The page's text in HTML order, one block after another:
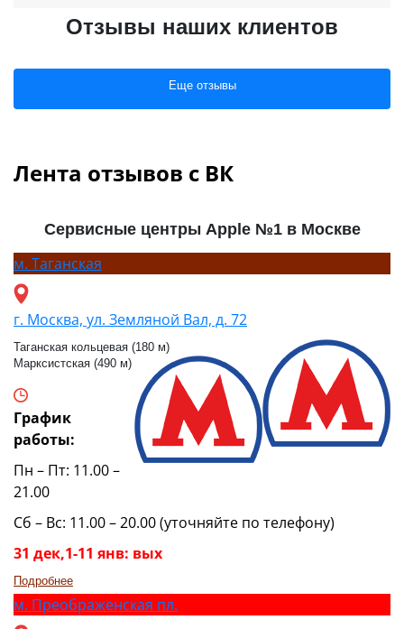
Отзывы наших клиентов
Еще отзывы
Лента отзывов с ВК
Сервисные центры Apple №1 в Москве
м. Таганская
г. Москва, ул. Земляной Вал, д. 72
Таганская кольцевая (180 м)
Марксистская (490 м)
График
работы:
Пн – Пт: 11.00 –
21.00
Сб – Вс: 11.00 – 20.00 (уточняйте по телефону)
31 дек,1-11 янв: вых
Подробнее
м. Преображенская пл.